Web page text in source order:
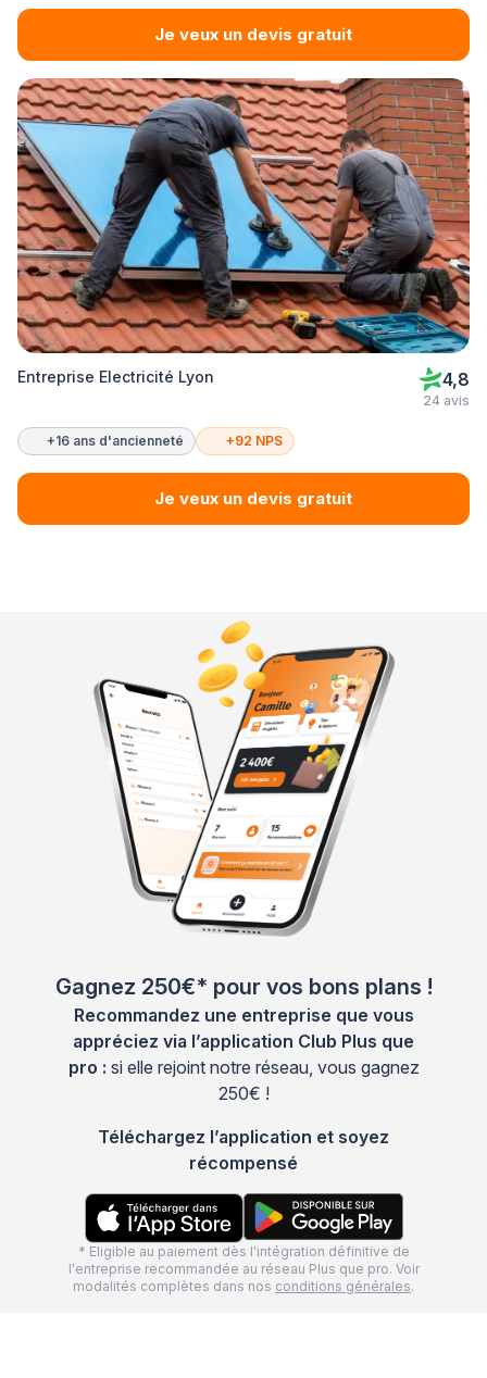
Je veux un devis gratuit
Entreprise Electricité Lyon 4,8
24 avis
+16 ans d'ancienneté +92 NPS
Je veux un devis gratuit
Gagnez 250€* pour vos bons plans !
Recommandez une entreprise que vous
appréciez via l’application Club Plus que
pro : si elle rejoint notre réseau, vous gagnez
250€ !
Téléchargez l’application et soyez
récompensé
* Eligible au paiement dès l'intégration définitive de
l'entreprise recommandée au réseau Plus que pro. Voir
modalités complètes dans nos conditions générales.